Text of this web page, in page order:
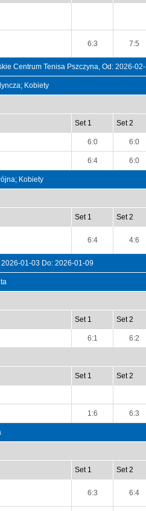
6:3 7:5
Centrum Tenisa Pszczyna, Od: 2026-
Kobiety
Set 1 Set 2
6:0 6:0
6:4 6:0
Kobiety
Set 1 Set 2
6:4 4:6
2026-01-03 Do: 2026-01-09
Set 1 Set 2
6:1 6:2
Set 1 Set 2
1:6 6:3
Set 1 Set 2
6:3 6:4